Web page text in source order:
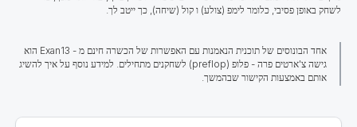
לשחק באופן פסיבי, כלומר לימפ (צולע) ו קול (שיחה), כך ייטב לך.
אחד הבונוסים של תוכנית הנאמנות עם האפשרות של הכשרה חינם מ - Exan13 הוא
גישה צ'ארטים פרה - פלופ (preflop) לשחקנים מתחילים. למידע נוסף על איך להשיג
אותם באמצעות הקישור שבהמשך.